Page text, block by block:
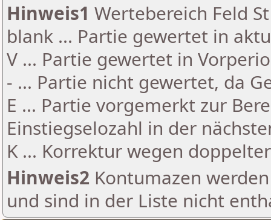
Hinweis1 Wertebereich Feld
blank ... Partie gewertet in
V ... Partie gewertet in
- ... Partie nicht gewertet, da
E ... Partie vorgemerkt zur
Einstiegselozahl in der
K ... Korrektur wegen
Hinweis2 Kontumazen
und sind in der Liste nicht